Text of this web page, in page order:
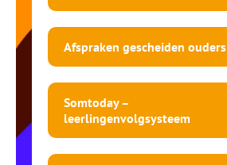
Afspraken gescheiden ouders
Somtoday –
leerlingenvolgsysteem